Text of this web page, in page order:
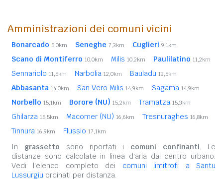
Amministrazioni dei comuni vicini
Bonarcado 5,0km Seneghe 7,3km Cuglieri 9,1km
Scano di Montiferro 10,0km Milis 10,2km Paulilatino 11,2km
Sennariolo 11,5km Narbolia 12,0km Bauladu 13,5km
Abbasanta 14,0km San Vero Milis 14,9km Sagama 14,9km
Norbello 15,1km Borore (NU) 15,2km Tramatza 15,3km
Ghilarza 15,5km Macomer (NU) 16,6km Tresnuraghes 16,8km
Tinnura 16,9km Flussio 17,1km
In grassetto sono riportati i comuni confinanti. Le
distanze sono calcolate in linea d'aria dal centro urbano.
Vedi l'elenco completo dei comuni limitrofi a Santu
Lussurgiu ordinati per distanza.